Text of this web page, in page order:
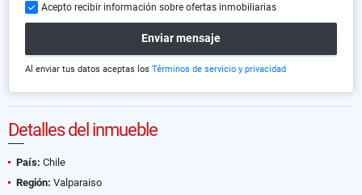
Acepto recibir información sobre ofertas inmobiliarias
Enviar mensaje
Al enviar tus datos aceptas los Términos de servicio y privacidad
Detalles del inmueble
País: Chile
Región: Valparaiso